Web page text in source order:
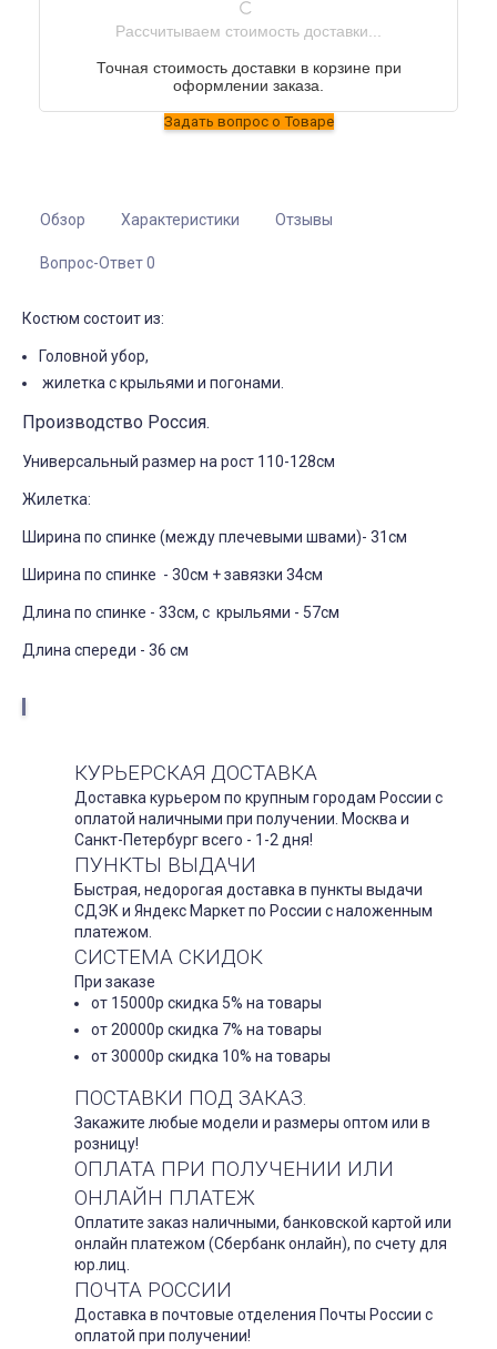
Рассчитываем стоимость доставки...
Точная стоимость доставки в корзине при
оформлении заказа.
Обзор Характеристики Отзывы
Вопрос-Ответ 0
Костюм состоит из:
Головной убор,
жилетка с крыльями и погонами.
Производство Россия.
Универсальный размер на рост 110-128см
Жилетка:
Ширина по спинке (между плечевыми швами)- 31см
Ширина по спинке - 30см + завязки 34см
Длина по спинке - 33см, с крыльями - 57см
Длина спереди - 36 см
КУРЬЕРСКАЯ ДОСТАВКА
Доставка курьером по крупным городам России с
оплатой наличными при получении. Москва и
Санкт-Петербург всего - 1-2 дня!
ПУНКТЫ ВЫДАЧИ
Быстрая, недорогая доставка в пункты выдачи
СДЭК и Яндекс Маркет по России с наложенным
платежом.
СИСТЕМА СКИДОК
При заказе
от 15000р скидка 5% на товары
от 20000р скидка 7% на товары
от 30000р скидка 10% на товары
ПОСТАВКИ ПОД ЗАКАЗ.
Закажите любые модели и размеры оптом или в
розницу!
ОПЛАТА ПРИ ПОЛУЧЕНИИ ИЛИ
ОНЛАЙН ПЛАТЕЖ
Оплатите заказ наличными, банковской картой или
онлайн платежом (Сбербанк онлайн), по счету для
юр.лиц.
ПОЧТА РОССИИ
Доставка в почтовые отделения Почты России с
оплатой при получении!